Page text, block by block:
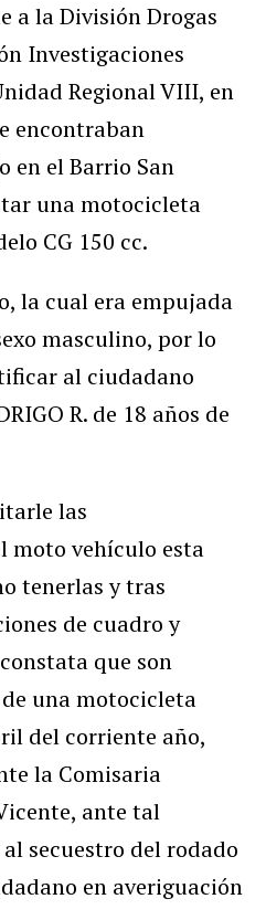
a la División Drogas
Investigaciones
Regional VIII, en
encontraban
en el Barrio San
una motocicleta
CG 150 cc.
la cual era empujada
masculino, por lo
al ciudadano
R. de 18 años de
las
moto vehículo esta
tenerlas y tras
de cuadro y
que son
una motocicleta
del corriente año,
la Comisaria
ante tal
secuestro del rodado
en averiguación